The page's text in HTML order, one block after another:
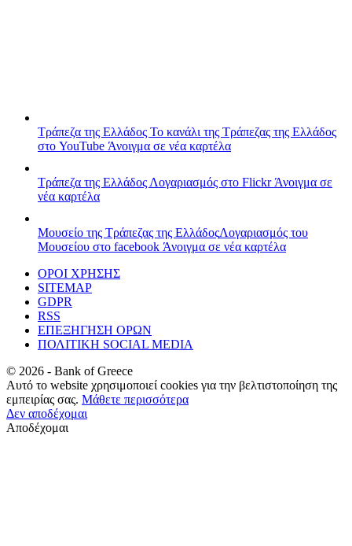
Τράπεζα της Ελλάδος Το κανάλι της Τράπεζας της Ελλάδος
στο YouTube Άνοιγμα σε νέα καρτέλα
Τράπεζα της Ελλάδος Λογαριασμός στο FlickrΆνοιγμα σε
νέα καρτέλα
Μουσείο της Τράπεζας της ΕλλάδοςΛογαριασμός του
Μουσείου στο facebook Άνοιγμα σε νέα καρτέλα
ΟΡΟΙ ΧΡΗΣΗΣ
SITEMAP
GDPR
RSS
ΕΠΕΞΗΓΗΣΗ ΟΡΩΝ
ΠΟΛΙΤΙΚΗ SOCIAL MEDIA
© 2026 - Bank of Greece
Αυτό το website χρησιμοποιεί cookies για την βελτιστοποίηση της
εμπειρίας σας. Μάθετε περισσότερα
Δεν αποδέχομαι
Αποδέχομαι